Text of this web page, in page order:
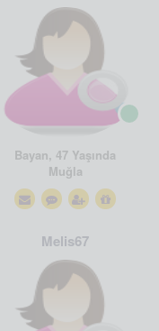
Bayan, 47 Yaşında
Muğla
Melis67